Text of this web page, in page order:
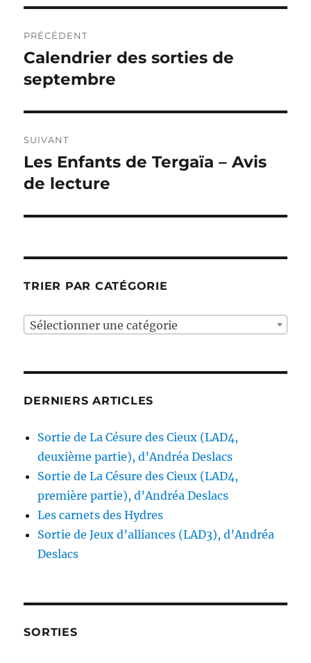
de
l’article
PRÉCÉDENT
Publication
précédente :
Calendrier des sorties de
septembre
SUIVANT
Publication
suivante :
Les Enfants de Tergaïa – Avis
de lecture
TRIER PAR CATÉGORIE
Sélectionner une catégorie
DERNIERS ARTICLES
Sortie de La Césure des Cieux (LAD4,
deuxième partie), d’Andréa Deslacs
Sortie de La Césure des Cieux (LAD4,
première partie), d’Andréa Deslacs
Les carnets des Hydres
Sortie de Jeux d’alliances (LAD3), d’Andréa
Deslacs
SORTIES